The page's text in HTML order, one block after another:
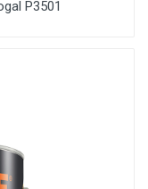
P3501